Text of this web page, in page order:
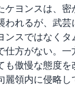
ケヨンスは、
われるが、武
ンスではなく
仕方がない。
傲慢な態度を
麗領内に侵略